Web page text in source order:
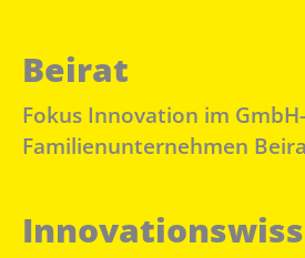
Beirat
Fokus Innovation im
Familienunternehmen